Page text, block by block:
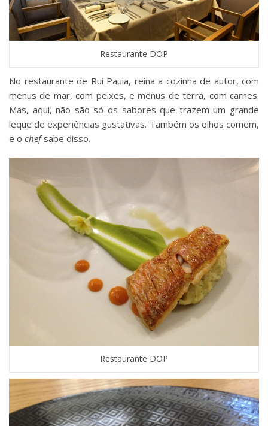
Restaurante DOP
No restaurante de Rui Paula, reina a cozinha de autor, com
menus de mar, com peixes, e menus de terra, com carnes.
Mas, aqui, não são só os sabores que trazem um grande
leque de experiências gustativas. Também os olhos comem,
e o chefsabe disso.
Restaurante DOP